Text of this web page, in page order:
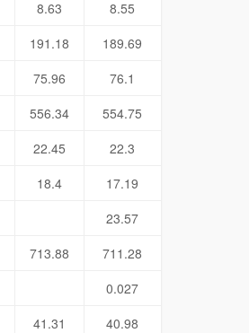
8.63
8.55
191.18
189.69
75.96
76.1
556.34
554.75
22.45
22.3
18.4
17.19
23.57
713.88
711.28
0.027
41.31
40.98